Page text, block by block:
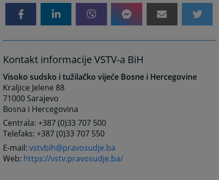
Kontakt informacije VSTV-a BiH
Visoko sudsko i tužilačko vijeće Bosne i Hercegovine
Kraljice Jelene 88
71000 Sarajevo
Bosna i Hercegovina
Centrala: +387 (0)33 707 500
Telefaks: +387 (0)33 707 550
E-mail:vstvbih@pravosudje.ba
Web: https://vstv.pravosudje.ba/